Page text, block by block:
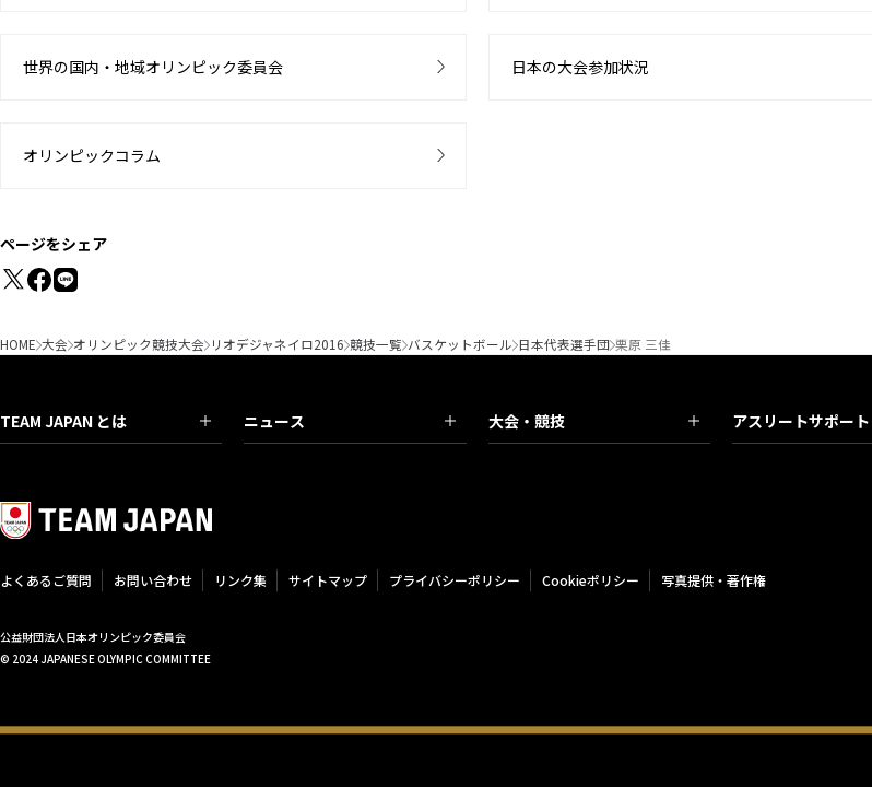
世界の国内・地域オリンピック委員会 日本の大会参加状況
オリンピックコラム
ページをシェア
HOME 大会 オリンピック競技大会 リオデジャネイロ2016 競技一覧 バスケットボール 日本代表選手団 栗原 三佳
TEAM JAPAN とは ニュース 大会・競技 アスリートサポート
よくあるご質問 お問い合わせ リンク集 サイトマップ プライバシーポリシー Cookieポリシー 写真提供・著作権
公益財団法人日本オリンピック委員会
© 2024 JAPANESE OLYMPIC COMMITTEE